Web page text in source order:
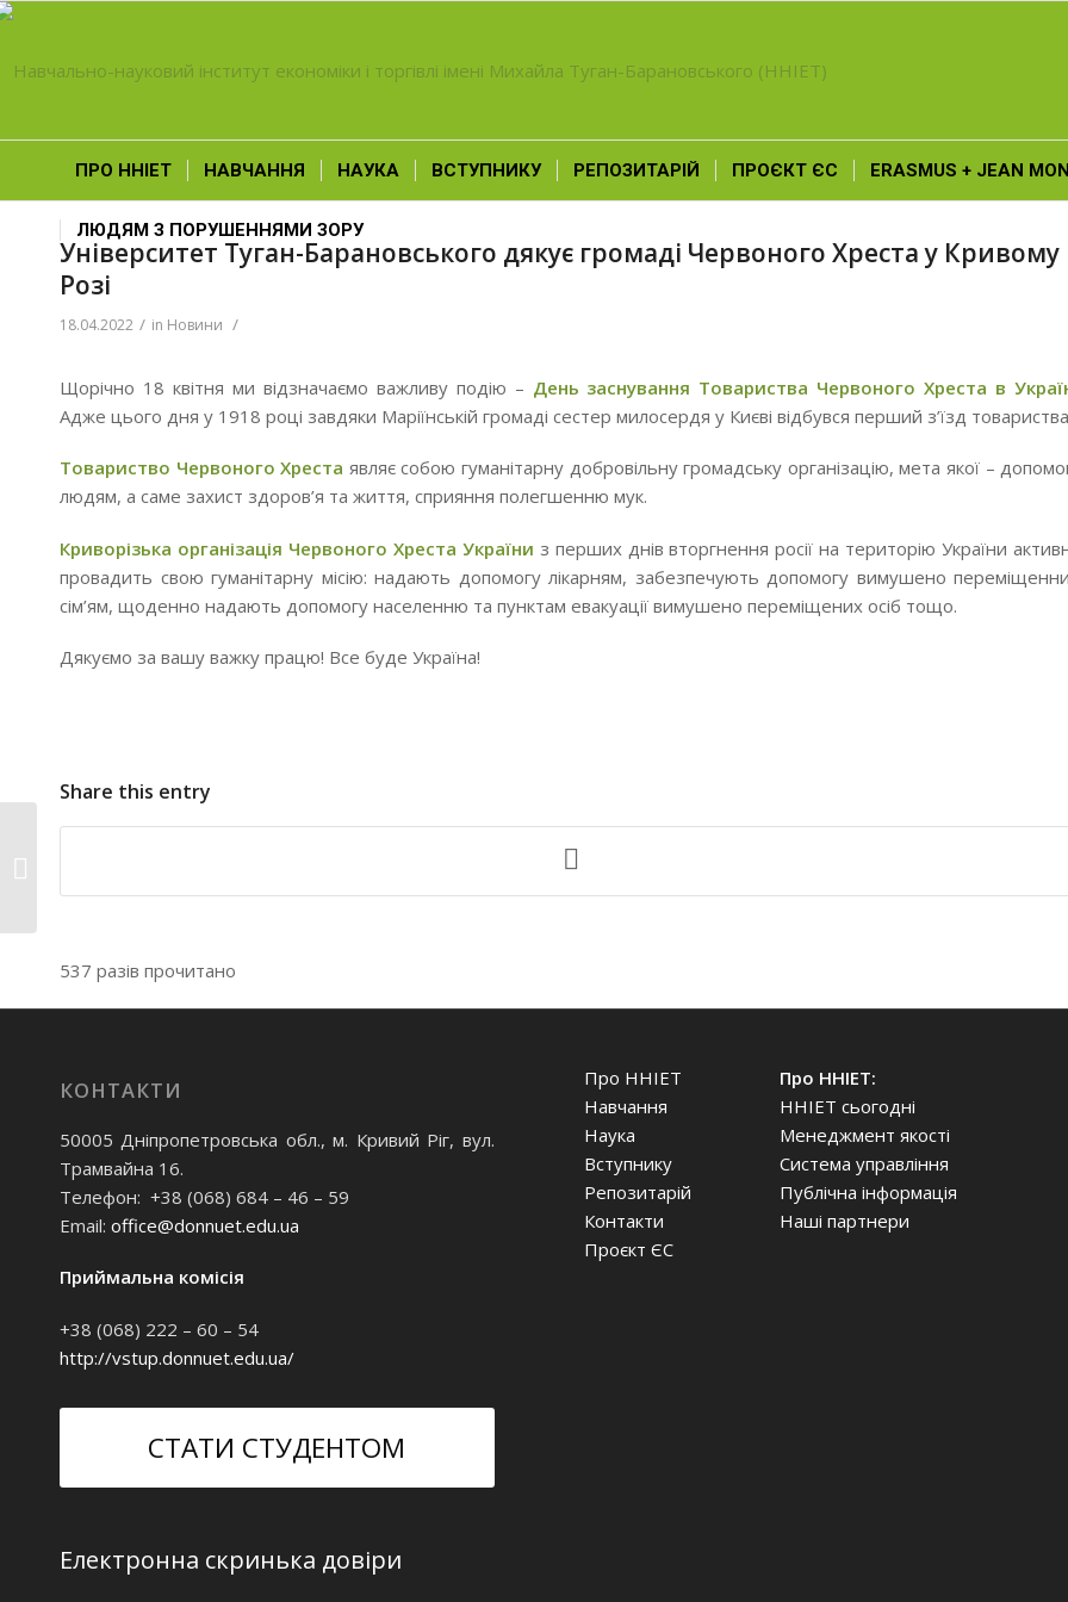
ПРО ННІЕТ НАВЧАННЯ НАУКА ВСТУПНИКУ РЕПОЗИТАРІЙ ПРОЄКТ ЄС ERASMUS + JEAN
ЛЮДЯМ З ПОРУШЕННЯМИ ЗОРУ
Університет Туган-Барановського дякує громаді Червоного Хреста у Кривому
Розі
18.04.2022 / in Новини /
Щорічно 18 квітня ми відзначаємо важливу подію – День заснування Товариства Червоного Хреста в
Адже цього дня у 1918 році завдяки Маріїнській громаді сестер милосердя у Києві відбувся перший з’їзд
Товариство Червоного Хреста являє собою гуманітарну добровільну громадську організацію, мета якої –
людям, а саме захист здоров’я та життя, сприяння полегшенню мук.
Криворізька організація Червоного Хреста України з перших днів вторгнення росії на територію України
провадить свою гуманітарну місію: надають допомогу лікарням, забезпечують допомогу вимушено
сім’ям, щоденно надають допомогу населенню та пунктам евакуації вимушено переміщених осіб тощо.
Дякуємо за вашу важку працю! Все буде Україна!
Share this entry
537 разів прочитано
КОНТАКТИ
50005 Дніпропетровська обл., м. Кривий Ріг, вул.
Трамвайна 16.
Телефон: +38 (068) 684 – 46 – 59
Email: office@donnuet.edu.ua
Приймальна комісія
+38 (068) 222 – 60 – 54
http://vstup.donnuet.edu.ua/
СТАТИ СТУДЕНТОМ
Електронна скринька довіри
Про ННІЕТ
Навчання
Наука
Вступнику
Репозитарій
Контакти
Проєкт ЄС
Про ННІЕТ:
ННІЕТ сьогодні
Менеджмент якості
Система управління
Публічна інформація
Наші партнери
пам’яті Чорноби�...